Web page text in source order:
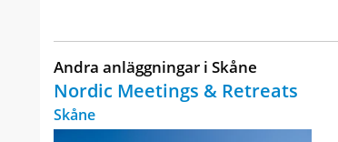
Andra anläggningar i Skåne
Nordic Meetings & Retreats
Skåne